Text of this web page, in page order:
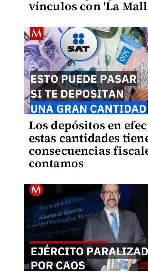
vínculos con 'La
Los depósitos en
estas cantidades
consecuencias
contamos